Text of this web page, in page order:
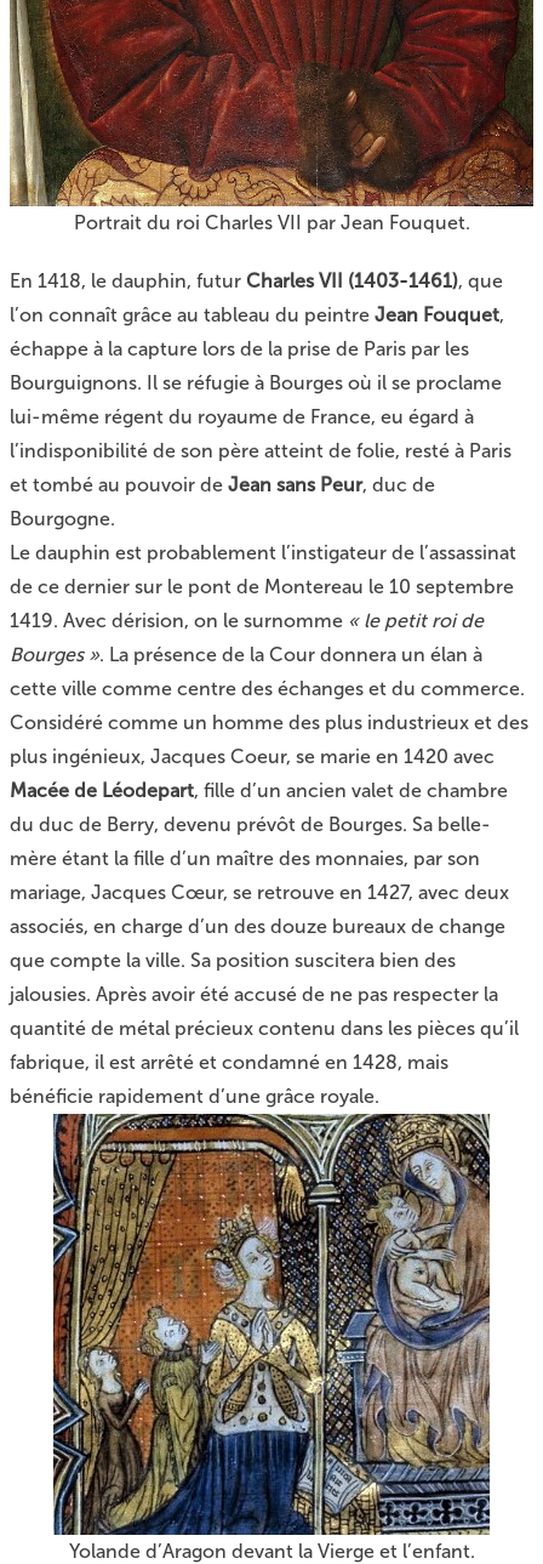
Portrait du roi Charles VII par Jean Fouquet.
En 1418, le dauphin, futur Charles VII (1403-1461), que
l’on connaît grâce au tableau du peintre Jean Fouquet,
échappe à la capture lors de la prise de Paris par les
Bourguignons. Il se réfugie à Bourges où il se proclame
lui-même régent du royaume de France, eu égard à
l’indisponibilité de son père atteint de folie, resté à Paris
et tombé au pouvoir de Jean sans Peur, duc de
Bourgogne.
Le dauphin est probablement l’instigateur de l’assassinat
de ce dernier sur le pont de Montereau le 10 septembre
1419. Avec dérision, on le surnomme « le petit roi de
Bourges ». La présence de la Cour donnera un élan à
cette ville comme centre des échanges et du commerce.
Considéré comme un homme des plus industrieux et des
plus ingénieux, Jacques Coeur, se marie en 1420 avec
Macée de Léodepart, fille d’un ancien valet de chambre
du duc de Berry, devenu prévôt de Bourges. Sa belle-
mère étant la fille d’un maître des monnaies, par son
mariage, Jacques Cœur, se retrouve en 1427, avec deux
associés, en charge d’un des douze bureaux de change
que compte la ville. Sa position suscitera bien des
jalousies. Après avoir été accusé de ne pas respecter la
quantité de métal précieux contenu dans les pièces qu’il
fabrique, il est arrêté et condamné en 1428, mais
bénéficie rapidement d’une grâce royale.
Yolande d’Aragon devant la Vierge et l’enfant.